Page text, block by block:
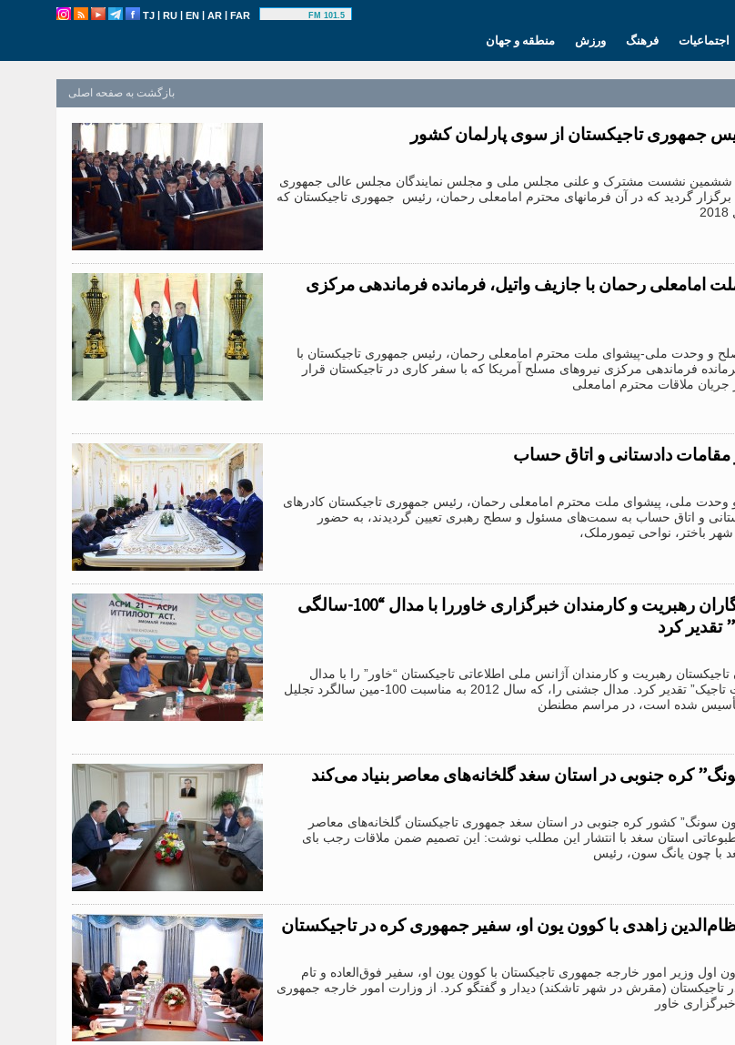
TJ | RU | EN | AR | FAR 101.5 FM
منطقه و جهان ورزش فرهنگ اجتماعیات
بازگشت به صفحه اصلی
جمهوری تاجیکستان از سوی پارلمان کشور
ششمین نشست مشترک و علنی مجلس ملی و مجلس نمایندگان مجلس عالی جمهوری
گردید که در آن فرمانهای محترم امامعلی رحمان، رئیس جمهوری تاجیکستان که
امامعلی رحمان با جازیف واتیل، فرمانده فرماندهی مرکزی
صلح و وحدت ملی-پیشوای ملت محترم امامعلی رحمان، رئیس جمهوری تاجیکستان با
فرماندهی مرکزی نیروهای مسلح آمریکا که با سفر کاری در تاجیکستان قرار
جریان ملاقات محترم امامعلی
مقامات دادستانی و اتاق حساب
و وحدت ملی، پیشوای ملت محترم امامعلی رحمان، رئیس جمهوری تاجیکستان کادرهای
و اتاق حساب به سمت‌های مسئول و سطح رهبری تعیین گردیدند، به حضور
شهر باختر، نواحی تیمورملک،
اتحادیه روزنامه نگاران رهبریت و کارمندان خبرگزاری خاوررا با مدال “100-سالگی
کرد
تاجیکستان رهبریت و کارمندان آژانس ملی اطلاعاتی تاجیکستان “خاور” را با مدال
“100-سالگی مطبوعات تاجیک” تقدیر کرد. مدال جشنی را، که سال 2012 به مناسبت 100-مین سالگرد تجلیل
شده است، در مراسم مطنطن
کره جنوبی در استان سغد گلخانه‌های معاصر بنیاد می‌کند
سونگ” کشور کره جنوبی در استان سغد جمهوری تاجیکستان گلخانه‌های معاصر
استان سغد با انتشار این مطلب نوشت: این تصمیم ضمن ملاقات رجب بای
با چون یانگ سون، رئیس
زاهدی با کوون یون او، سفیر جمهوری کره در تاجیکستان
اول وزیر امور خارجه جمهوری تاجیکستان با کوون یون او، سفیر فوق‌العاده و تام
تاجیکستان (مقرش در شهر تاشکند) دیدار و گفتگو کرد. از وزارت امور خارجه جمهوری
خاور